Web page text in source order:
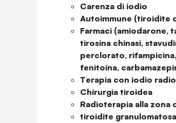
Carenza di iodio
Autoimmune (tiroidite
Farmaci (amiodarone,
tirosina chinasi,
perclorato,
fenitoina,
Terapia con iodio
Chirurgia tiroidea
Radioterapia alla zona
tiroidite